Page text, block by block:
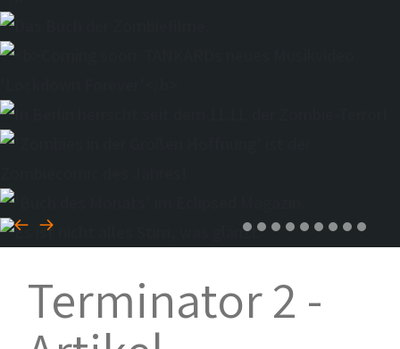
Terminator 2 -